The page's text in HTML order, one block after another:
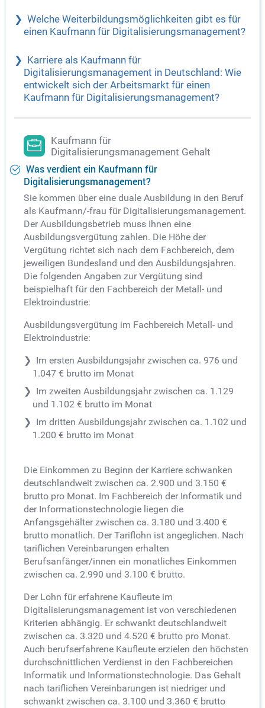
Welche Weiterbildungsmöglichkeiten gibt es für
einen Kaufmann für Digitalisierungsmanagement?
Karriere als Kaufmann für
Digitalisierungsmanagement in Deutschland: Wie
entwickelt sich der Arbeitsmarkt für einen
Kaufmann für Digitalisierungsmanagement?
Kaufmann für
Digitalisierungsmanagement Gehalt
Was verdient ein Kaufmann für
Digitalisierungsmanagement?
Sie kommen über eine duale Ausbildung in den Beruf
als Kaufmann/-frau für Digitalisierungsmanagement.
Der Ausbildungsbetrieb muss Ihnen eine
Ausbildungsvergütung zahlen. Die Höhe der
Vergütung richtet sich nach dem Fachbereich, dem
jeweiligen Bundesland und den Ausbildungsjahren.
Die folgenden Angaben zur Vergütung sind
beispielhaft für den Fachbereich der Metall- und
Elektroindustrie:
Ausbildungsvergütung im Fachbereich Metall- und
Elektroindustrie:
Im ersten Ausbildungsjahr zwischen ca. 976 und
1.047 € brutto im Monat
Im zweiten Ausbildungsjahr zwischen ca. 1.129
und 1.102 € brutto im Monat
Im dritten Ausbildungsjahr zwischen ca. 1.102 und
1.200 € brutto im Monat
Die Einkommen zu Beginn der Karriere schwanken
deutschlandweit zwischen ca. 2.900 und 3.150 €
brutto pro Monat. Im Fachbereich der Informatik und
der Informationstechnologie liegen die
Anfangsgehälter zwischen ca. 3.180 und 3.400 €
brutto monatlich. Der Tariflohn ist angeglichen. Nach
tariflichen Vereinbarungen erhalten
Berufsanfänger/innen ein monatliches Einkommen
zwischen ca. 2.990 und 3.100 € brutto.
Der Lohn für erfahrene Kaufleute im
Digitalisierungsmanagement ist von verschiedenen
Kriterien abhängig. Er schwankt deutschlandweit
zwischen ca. 3.320 und 4.520 € brutto pro Monat.
Auch berufserfahrene Kaufleute erzielen den höchsten
durchschnittlichen Verdienst in den Fachbereichen
Informatik und Informationstechnologie. Das Gehalt
nach tariflichen Vereinbarungen ist niedriger und
schwankt zwischen ca. 3.100 und 3.360 € brutto